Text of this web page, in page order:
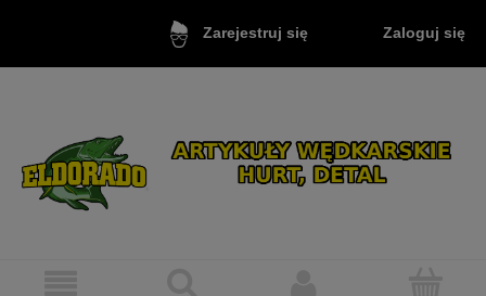
Zarejestruj się Zaloguj się